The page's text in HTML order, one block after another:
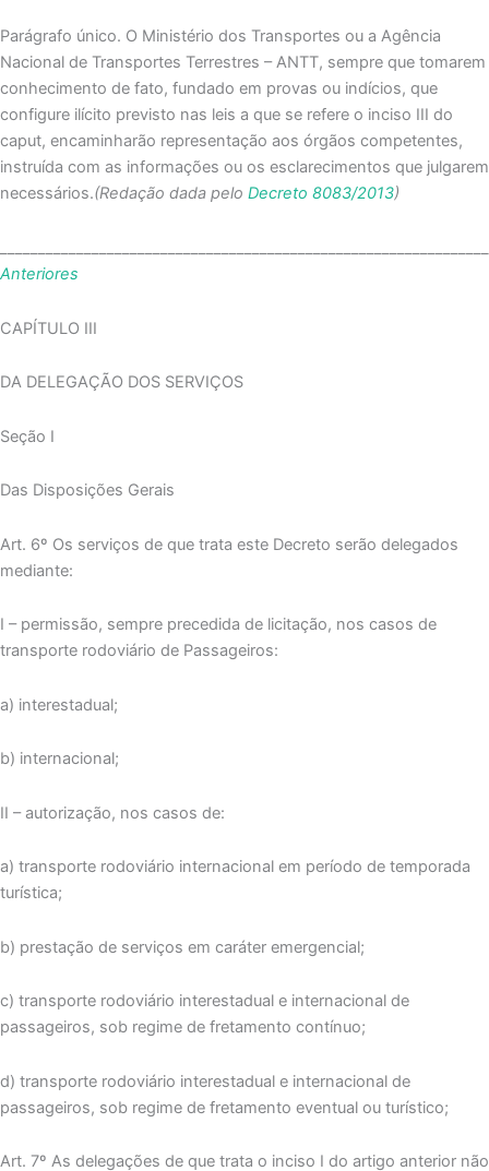
Parágrafo único. O Ministério dos Transportes ou a Agência
Nacional de Transportes Terrestres – ANTT, sempre que tomarem
conhecimento de fato, fundado em provas ou indícios, que
configure ilícito previsto nas leis a que se refere o inciso III do
caput, encaminharão representação aos órgãos competentes,
instruída com as informações ou os esclarecimentos que julgarem
necessários.(Redação dada pelo Decreto 8083/2013)
Anteriores
CAPÍTULO III
DA DELEGAÇÃO DOS SERVIÇOS
Seção I
Das Disposições Gerais
Art. 6º Os serviços de que trata este Decreto serão delegados
mediante:
I – permissão, sempre precedida de licitação, nos casos de
transporte rodoviário de Passageiros:
a) interestadual;
b) internacional;
II – autorização, nos casos de:
a) transporte rodoviário internacional em período de temporada
turística;
b) prestação de serviços em caráter emergencial;
c) transporte rodoviário interestadual e internacional de
passageiros, sob regime de fretamento contínuo;
d) transporte rodoviário interestadual e internacional de
passageiros, sob regime de fretamento eventual ou turístico;
Art. 7º As delegações de que trata o inciso I do artigo anterior não